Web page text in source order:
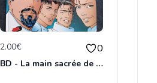
2.00€ 0
BD - La main sacrée de Metallica